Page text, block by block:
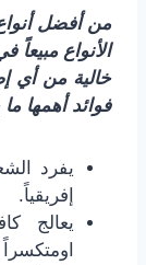
من أفضل
الأنواع مبيعاً
خالية من أي
فوائد أهمها
إفريقياً.
يعالج